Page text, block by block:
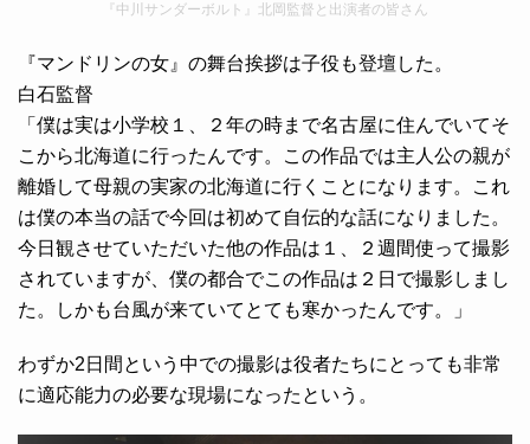
『中川サンダーボルト』北岡監督と出演者の皆さん
『マンドリンの女』の舞台挨拶は子役も登壇した。
白石監督
「僕は実は小学校１、２年の時まで名古屋に住んでいてそ
こから北海道に行ったんです。この作品では主人公の親が
離婚して母親の実家の北海道に行くことになります。これ
は僕の本当の話で今回は初めて自伝的な話になりました。
今日観させていただいた他の作品は１、２週間使って撮影
されていますが、僕の都合でこの作品は２日で撮影しまし
た。しかも台風が来ていてとても寒かったんです。」
わずか2日間という中での撮影は役者たちにとっても非常
に適応能力の必要な現場になったという。